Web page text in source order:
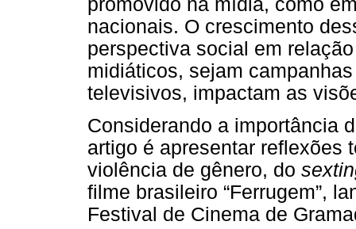
promovido na mídia, como
nacionais. O crescimento
perspectiva social em
midiáticos, sejam
televisivos, impactam as
Considerando a importância
artigo é apresentar reflexões
violência de gênero, do
filme brasileiro “Ferrugem”,
Festival de Cinema de